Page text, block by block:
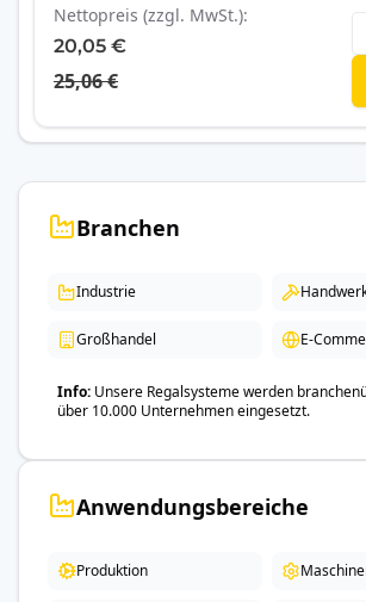
Nettopreis (zzgl. MwSt.)
20,05 €
25,06 €
Branchen
Industrie
Großhandel E-
Info Unsere Regalsysteme werden
über 10.000 Unternehmen eingesetzt.
Anwendungsbereiche
Produktion